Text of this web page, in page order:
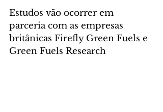
Estudos vão ocorrer em
parceria com as empresas
britânicas Firefly Green Fuels e
Green Fuels Research